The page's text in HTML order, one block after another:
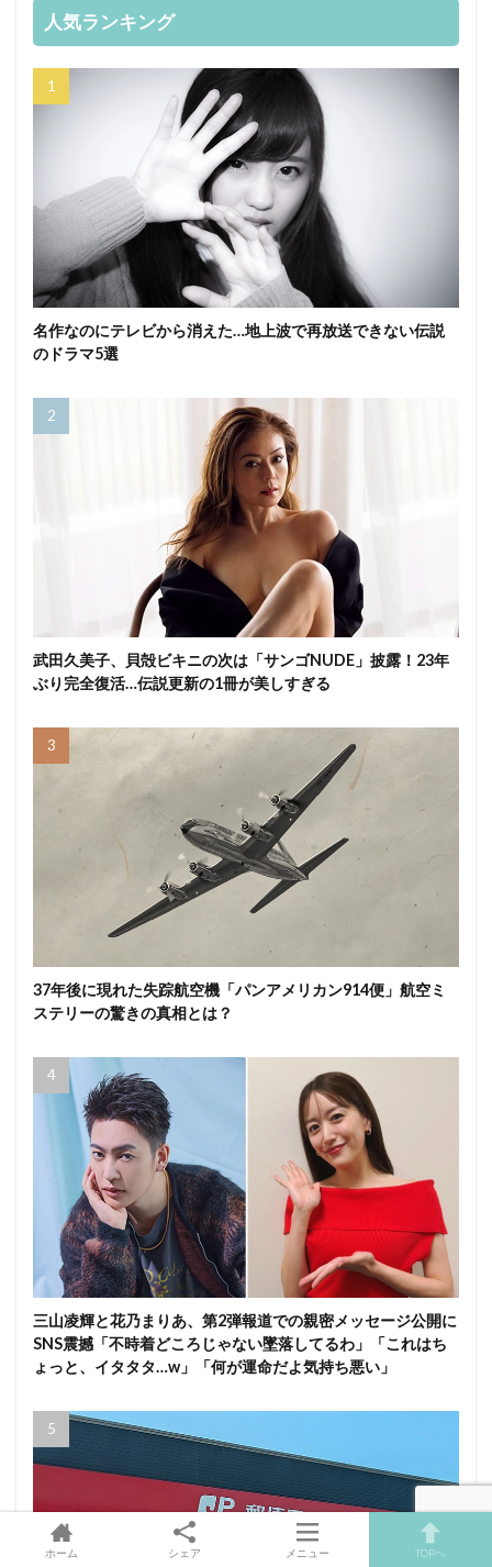
人気ランキング
名作なのにテレビから消えた…地上波で再放送できない伝説
のドラマ5選
武田久美子、貝殻ビキニの次は「サンゴNUDE」披露！23年
ぶり完全復活…伝説更新の1冊が美しすぎる
37年後に現れた失踪航空機「パンアメリカン914便」航空ミ
ステリーの驚きの真相とは？
三山凌輝と花乃まりあ、第2弾報道での親密メッセージ公開に
SNS震撼「不時着どころじゃない墜落してるわ」「これはち
ょっと、イタタタ…w」「何が運命だよ気持ち悪い」
ホーム シェア メニュー TOPへ